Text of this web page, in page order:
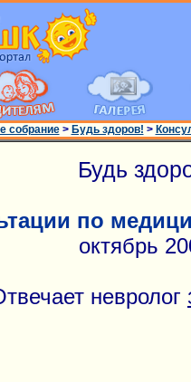
собрание> Будь здоров! >
Будь
по
октябрь
невролог